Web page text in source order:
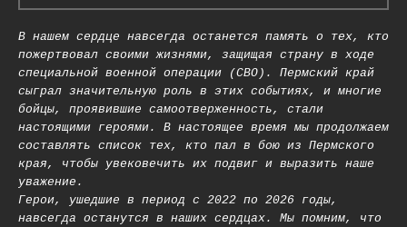
В нашем сердце навсегда останется память о тех, кто
пожертвовал своими жизнями, защищая страну в ходе
специальной военной операции (СВО). Пермский край
сыграл значительную роль в этих событиях, и многие
бойцы, проявившие самоотверженность, стали
настоящими героями. В настоящее время мы продолжаем
составлять список тех, кто пал в бою из Пермского
края, чтобы увековечить их подвиг и выразить наше
уважение.
Герои, ушедшие в период с 2022 по 2026 годы,
навсегда останутся в наших сердцах. Мы помним, что